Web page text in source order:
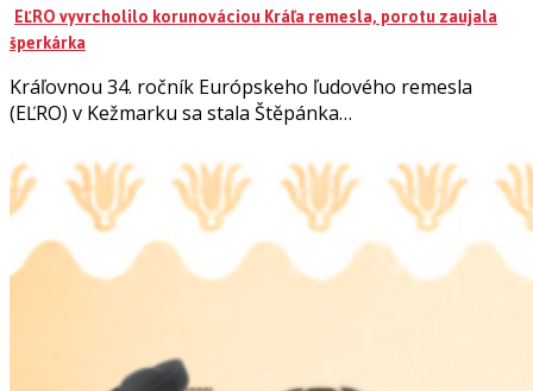
EĽRO vyvrcholilo korunováciou Kráľa remesla, porotu zaujala
šperkárka
Kráľovnou 34. ročník Európskeho ľudového remesla
(EĽRO) v Kežmarku sa stala Štěpánka…